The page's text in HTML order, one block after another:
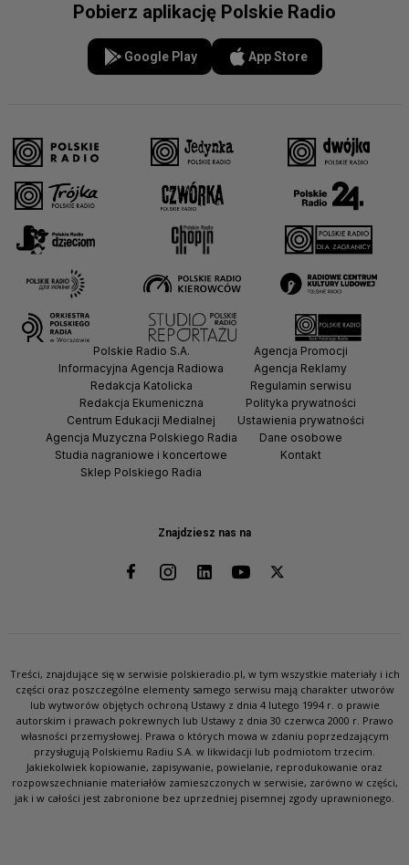
Pobierz aplikację Polskie Radio
Google Play App Store
Znajdziesz nas na
Polskie Radio S.A.
Informacyjna Agencja Radiowa
Redakcja Katolicka
Redakcja Ekumeniczna
Centrum Edukacji Medialnej
Agencja Muzyczna Polskiego Radia
Studia nagraniowe i koncertowe
Sklep Polskiego Radia
Agencja Promocji
Agencja Reklamy
Regulamin serwisu
Polityka prywatności
Ustawienia prywatności
Dane osobowe
Kontakt
Treści, znajdujące się w serwisie polskieradio.pl, w tym wszystkie materiały i ich
części oraz poszczególne elementy samego serwisu mają charakter utworów
lub wytworów objętych ochroną Ustawy z dnia 4 lutego 1994 r. o prawie
autorskim i prawach pokrewnych lub Ustawy z dnia 30 czerwca 2000 r. Prawo
własności przemysłowej. Prawa o których mowa w zdaniu poprzedzającym
przysługują Polskiemu Radiu S.A. w likwidacji lub podmiotom trzecim.
Jakiekolwiek kopiowanie, zapisywanie, powielanie, reprodukowanie oraz
rozpowszechnianie materiałów zamieszczonych w serwisie, zarówno w części,
jak i w całości jest zabronione bez uprzedniej pisemnej zgody uprawnionego.